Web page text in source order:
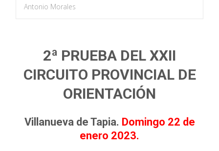
Antonio Morales
2ª PRUEBA DEL XXII
CIRCUITO PROVINCIAL DE
ORIENTACIÓN
Villanueva de Tapia. Domingo 22 de
enero 2023.